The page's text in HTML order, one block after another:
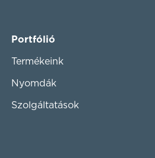
Portfólió
Termékeink
Nyomdák
Szolgáltatások